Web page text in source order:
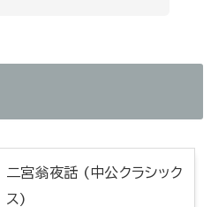
二宮翁夜話 (中公クラシック
ス)